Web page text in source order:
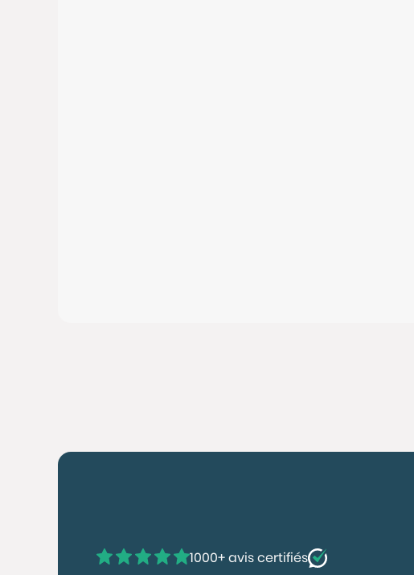
1000+ avis certifiés